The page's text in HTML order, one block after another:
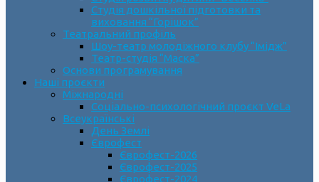
Студія дошкільної підготовки та
виховання “Горішок”
Театральний профіль
Шоу-театр молодіжного клубу “Імідж”
Театр-студія “Маска”
Основи програмування
Наші проєкти
Міжнародні
Соціально-психологічний проєкт VeLa
Всеукраїнські
День Землі
Єврофест
Єврофест-2026
Єврофест-2025
Єврофест-2024